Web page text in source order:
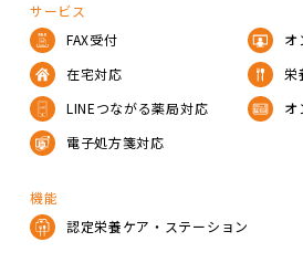
サービス
FAX受付
オ
在宅対応
栄
LINEつながる薬局対応
オ
電子処方箋対応
機能
認定栄養ケア・ステーション